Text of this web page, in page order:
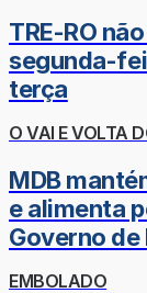
TRE-RO
segunda-
terça
O VAI E VOLTA
MDB
e alimenta
Governo de
EMBOLADO